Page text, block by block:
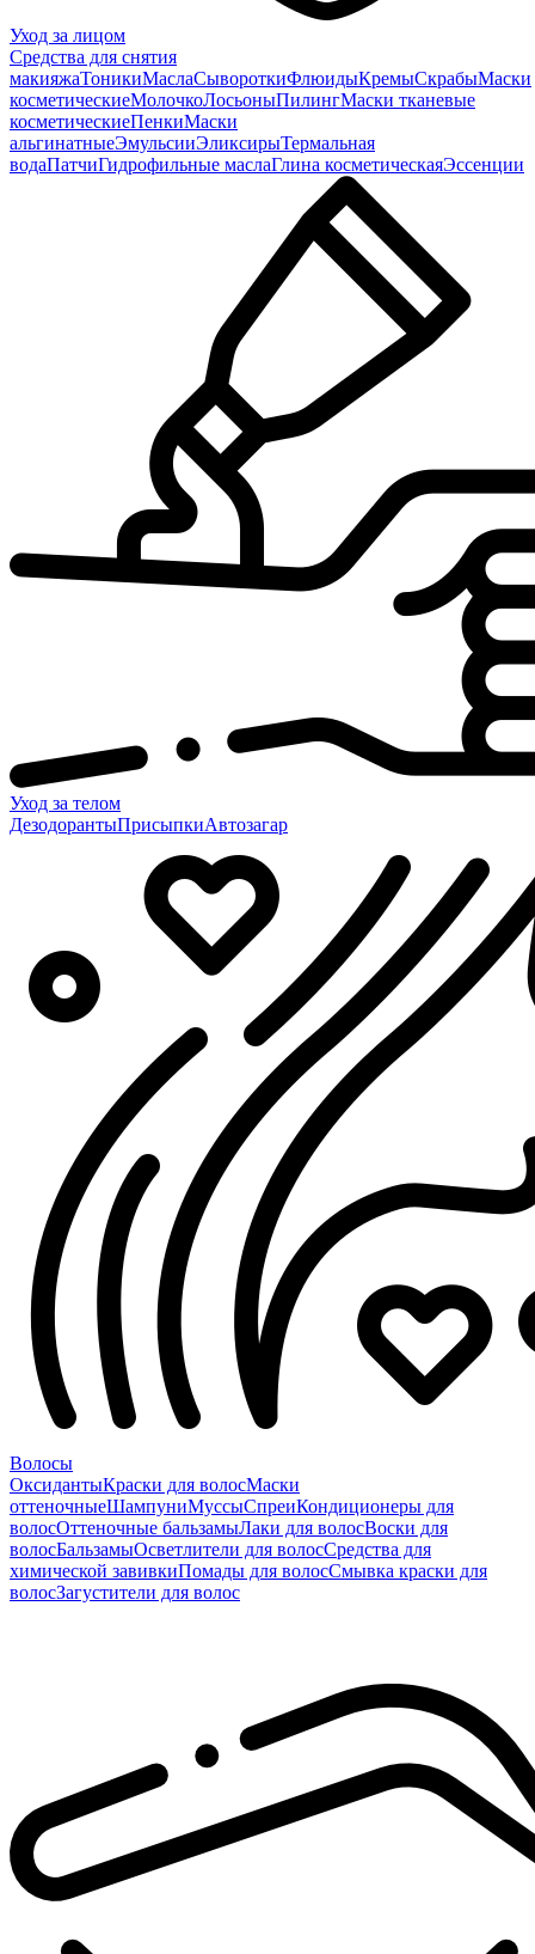
Уход за лицом
Средства для снятия
макияжаТоникиМаслаСывороткиФлюидыКремыСкрабыМаски
косметическиеМолочкоЛосьоныПилингМаски тканевые
косметическиеПенкиМаски
альгинатныеЭмульсииЭликсирыТермальная
водаПатчиГидрофильные маслаГлина косметическаяЭссенции
Уход за телом
ДезодорантыПрисыпкиАвтозагар
Волосы
ОксидантыКраски для волосМаски
оттеночныеШампуниМуссыСпреиКондиционеры для
волосОттеночные бальзамыЛаки для волосВоски для
волосБальзамыОсветлители для волосСредства для
химической завивкиПомады для волосСмывка краски для
волосЗагустители для волос